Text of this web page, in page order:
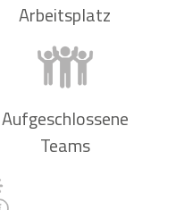
Arbeitsplatz
Aufgeschlossene
Teams